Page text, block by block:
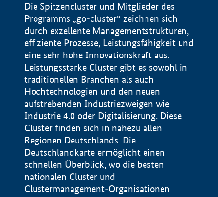
Die Spitzencluster und Mitglieder des
Programms „go-cluster“ zeichnen sich
durch exzellente Managementstrukturen,
effiziente Prozesse, Leistungsfähigkeit und
eine sehr hohe Innovationskraft aus.
Leistungsstarke Cluster gibt es sowohl in
traditionellen Branchen als auch
Hochtechnologien und den neuen
aufstrebenden Industriezweigen wie
Industrie 4.0 oder Digitalisierung. Diese
Cluster finden sich in nahezu allen
Regionen Deutschlands. Die
Deutschlandkarte ermöglicht einen
schnellen Überblick, wo die besten
nationalen Cluster und
Clustermanagement-Organisationen